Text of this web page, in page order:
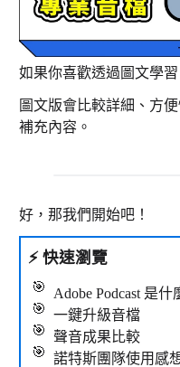
如果你喜歡透過圖文學
圖文版會比較詳細、方
補充內容。
好，那我們開始吧！
⚡快速瀏覽
Adobe Podcast 是什
一鍵升級音檔
聲音成果比較
諾特斯團隊使用感